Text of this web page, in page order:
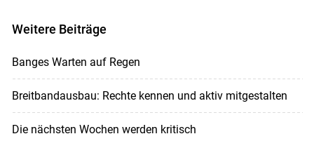
Weitere Beiträge
Banges Warten auf Regen
Breitbandausbau: Rechte kennen und aktiv mitgestalten
Die nächsten Wochen werden kritisch